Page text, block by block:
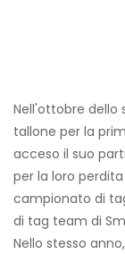
Nell'ottobre dello
tallone per la
acceso il suo
per la loro
campionato di
di tag team di
Nello stesso